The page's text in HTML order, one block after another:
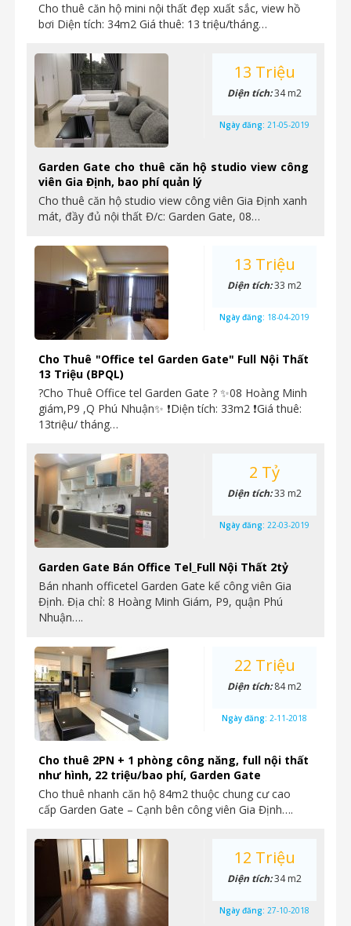
Cho thuê căn hộ mini nội thất đẹp xuất sắc, view hồ
bơi Diện tích: 34m2 Giá thuê: 13 triệu/tháng…
Garden Gate cho thuê căn hộ studio view công
viên Gia Định, bao phí quản lý
Cho thuê căn hộ studio view công viên Gia Định xanh
mát, đầy đủ nội thất Đ/c: Garden Gate, 08…
13 Triệu
Diện tích:34 m2
Ngày đăng: 21-05-2019
Cho Thuê "Office tel Garden Gate" Full Nội Thất
13 Triệu (BPQL)
?Cho Thuê Office tel Garden Gate ? ✨08 Hoàng Minh
giám,P9 ,Q Phú Nhuận✨ ❗Diện tích: 33m2 ❗Giá thuê:
13triệu/ tháng…
13 Triệu
Diện tích:33 m2
Ngày đăng: 18-04-2019
Garden Gate Bán Office Tel_Full Nội Thất 2tỷ
Bán nhanh officetel Garden Gate kế công viên Gia
Định. Địa chỉ: 8 Hoàng Minh Giám, P9, quận Phú
Nhuận….
2 Tỷ
Diện tích:33 m2
Ngày đăng: 22-03-2019
Cho thuê 2PN + 1 phòng công năng, full nội thất
như hình, 22 triệu/bao phí, Garden Gate
Cho thuê nhanh căn hộ 84m2 thuộc chung cư cao
cấp Garden Gate – Cạnh bên công viên Gia Định….
22 Triệu
Diện tích:84 m2
Ngày đăng: 2-11-2018
12 Triệu
Diện tích:34 m2
Ngày đăng: 27-10-2018